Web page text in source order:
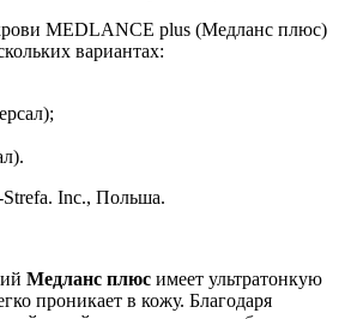
MEDLANCE plus (Медланс плюс)
вариантах:
Inc., Польша.
Медланс плюс имеет ультратонкую
проникает в кожу. Благодаря